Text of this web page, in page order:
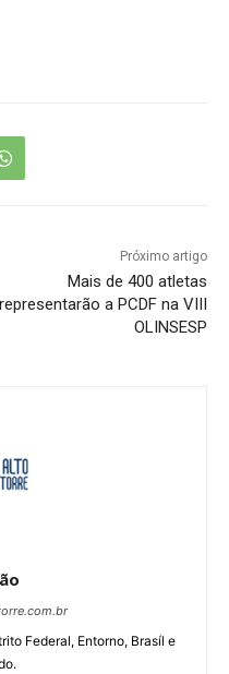
Próximo artigo
Mais de 400 atletas
representarão a PCDF na VIII
OLINSESP
Federal, Entorno, Brasíl e